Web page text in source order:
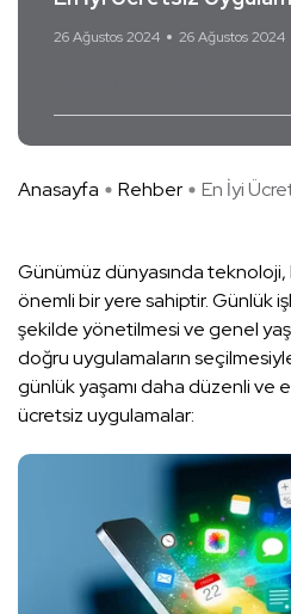
26 Ağustos 2024 26 Ağustos 2024
Anasayfa Rehber En İyi
Günümüz dünyasında teknoloji,
önemli bir yere sahiptir. Günlük
şekilde yönetilmesi ve genel
doğru uygulamaların
günlük yaşamı daha düzenli ve
ücretsiz uygulamalar: